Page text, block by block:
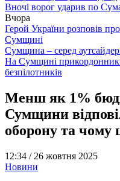
Вночі ворог ударив по
Вчора
Герой України розповів
Сумщині
Сумщина – серед
На Сумщині
безпілотників
Менш як 1%
Сумщини
оборону та чому
12:34 / 26 жовтня 2025
Новини